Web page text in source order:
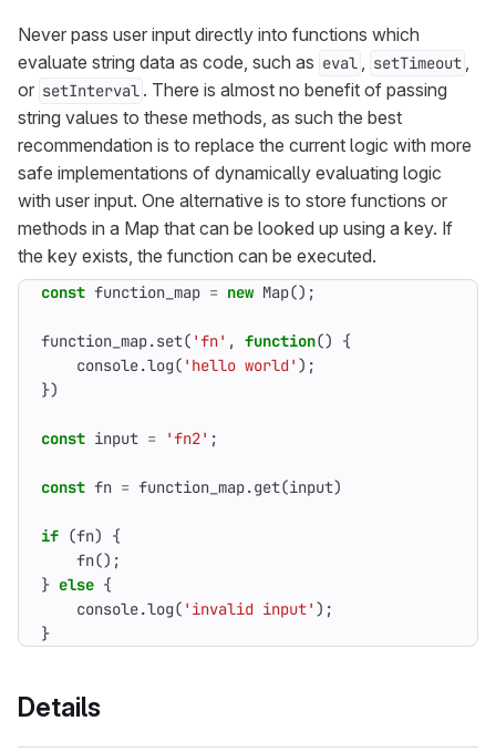
Never pass user input directly into functions which
evaluate string data as code, such as eval , setTimeout ,
or setInterval . There is almost no benefit of passing
string values to these methods, as such the best
recommendation is to replace the current logic with more
safe implementations of dynamically evaluating logic
with user input. One alternative is to store functions or
methods in a Map that can be looked up using a key. If
the key exists, the function can be executed.
const function_map = new Map();
function_map.set( 'fn' , function()
{
console.log( 'hello world' );
})
const input = 'fn2' ;
const fn = function_map.get(input)
if (fn)
{
fn();
} else {
console.log( 'invalid input' );
}
Details